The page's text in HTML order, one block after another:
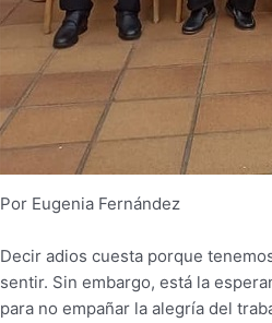
Por Eugenia Fernández
Decir adios cuesta porque
sentir. Sin embargo, está la
para no empañar la alegría del